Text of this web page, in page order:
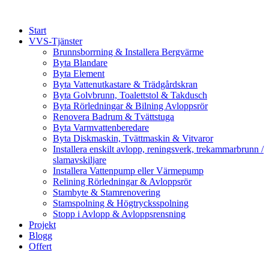
contentStart
VVS-Tjänster
Brunnsborrning & Installera Bergvärme
Byta Blandare
Byta Element
Byta Vattenutkastare & Trädgårdskran
Byta Golvbrunn, Toalettstol & Takdusch
Byta Rörledningar & Bilning Avloppsrör
Renovera Badrum & Tvättstuga
Byta Varmvattenberedare
Byta Diskmaskin, Tvättmaskin & Vitvaror
Installera enskilt avlopp, reningsverk, trekammarbrunn /
slamavskiljare
Installera Vattenpump eller Värmepump
Relining Rörledningar & Avloppsrör
Stambyte & Stamrenovering
Stamspolning & Högtrycksspolning
Stopp i Avlopp & Avloppsrensning
Projekt
Blogg
Offert